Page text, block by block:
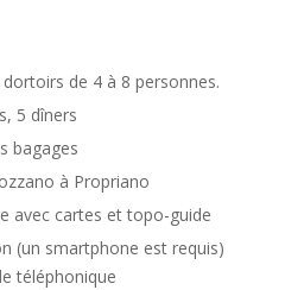
de 4 à 8 personnes.
5 dîners
bagages
à Propriano
avec cartes et topo-guide
(un smartphone est requis)
téléphonique